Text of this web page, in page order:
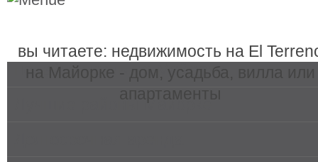
вы читаете: недвижимость на El
апартаменты